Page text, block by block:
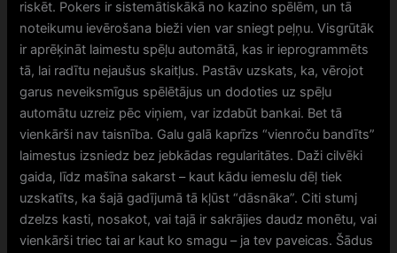
riskēt. Pokers ir sistemātiskākā no kazino spēlēm, un tā
noteikumu ievērošana bieži vien var sniegt peļņu. Visgrūtāk
ir aprēķināt laimestu spēļu automātā, kas ir ieprogrammēts
tā, lai radītu nejaušus skaitļus. Pastāv uzskats, ka, vērojot
garus neveiksmīgus spēlētājus un dodoties uz spēļu
automātu uzreiz pēc viņiem, var izdabūt bankai. Bet tā
vienkārši nav taisnība. Galu galā kaprīzs “vienroču bandīts”
laimestus izsniedz bez jebkādas regularitātes. Daži cilvēki
gaida, līdz mašīna sakarst – kaut kādu iemeslu dēļ tiek
uzskatīts, ka šajā gadījumā tā kļūst “dāsnāka”. Citi stumj
dzelzs kasti, nosakot, vai tajā ir sakrājies daudz monētu, vai
vienkārši triec tai ar kaut ko smagu – ja tev paveicas. Šādus